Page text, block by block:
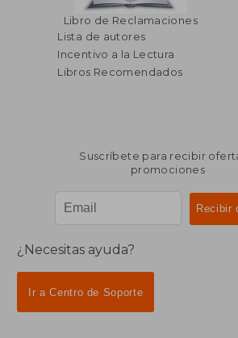
40%
dcto.
$ 103.79
$ 62.27
Libro de Reclamaciones
Lista de autores
Incentivo a la Lectura
Libros Recomendados
Suscríbete para recibir
promociones
¿Necesitas ayuda?
Ir a Centro de Soporte